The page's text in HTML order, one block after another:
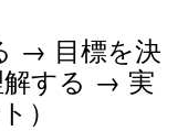
→ 目標を決
する → 実
）